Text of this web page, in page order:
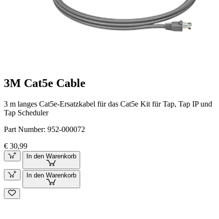
3M Cat5e Cable
3 m langes Cat5e-Ersatzkabel für das Cat5e Kit für Tap, Tap IP und
Tap Scheduler
Part Number: 952-000072
€ 30,99
In den Warenkorb
In den Warenkorb